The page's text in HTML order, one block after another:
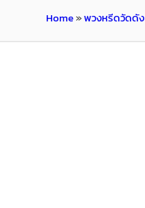
Home»พวงหรีดวัดดัง